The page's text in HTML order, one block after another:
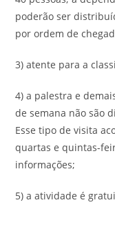
poderão ser
por ordem de
3) atente para a
4) a palestra e
de semana não são
Esse tipo de visita
quartas e quintas-
informações;
5) a atividade é